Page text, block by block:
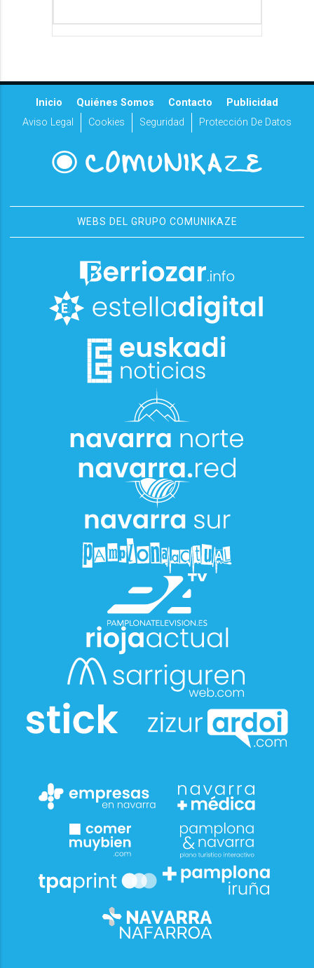
Inicio Quiénes Somos Contacto
Publicidad
Aviso Legal
Cookies Seguridad Protección De Datos
WEBS DEL GRUPO COMUNIKAZE